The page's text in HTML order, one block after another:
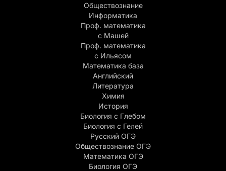
Обществознание
Информатика
Проф. математика
с Машей
Проф. математика
c Ильясом
Математика база
Английский
Литература
Химия
История
Биология с Глебом
Биология с Гелей
Русский ОГЭ
Обществознание ОГЭ
Математика ОГЭ
Биология ОГЭ